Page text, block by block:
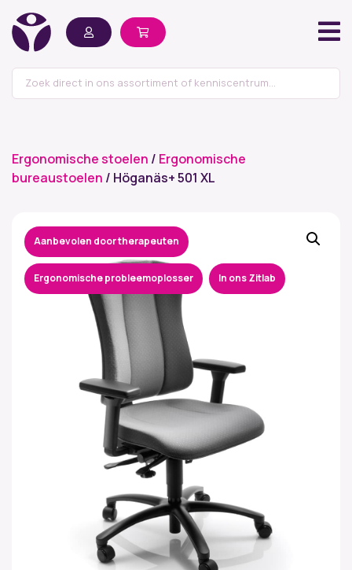
Ergonomische stoelen / Ergonomische
bureaustoelen / Höganäs+ 501 XL
Aanbevolen door therapeuten
Ergonomische probleemoplosser In ons Zitlab